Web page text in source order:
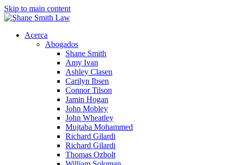
Skip to main content
Acerca
Abogados
Shane Smith
Amy Ivan
Ashley Clasen
Carilyn Ibsen
Connor Tilson
Jamin Hogan
John Mobley
John Wheatley
Mujtaba Mohammed
Richard Gilardi
Richard Gilardi
Thomas Ozbolt